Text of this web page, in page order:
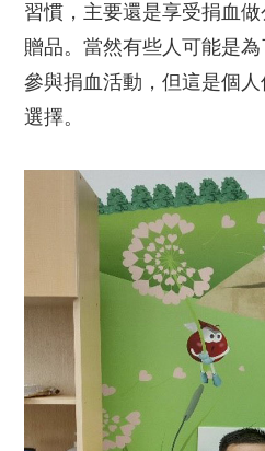
習慣，主要還是享受捐血
贈品。當然有些人可能是
參與捐血活動，但這是個
選擇。